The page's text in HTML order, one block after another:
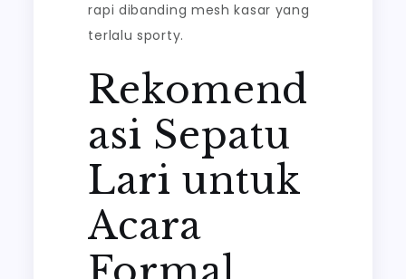
rapi dibanding mesh kasar yang
terlalu sporty.
Rekomend
asi Sepatu
Lari untuk
Acara